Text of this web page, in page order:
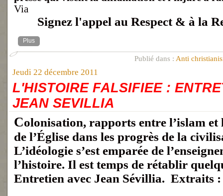
Via
Signez l'appel au Respect & à la
Plus
Publié dans : Anti
Jeudi 22 décembre 2011
L'HISTOIRE FALSIFIEE :
JEAN SEVILLIA
Colonisation, rapports entre l’islam et l’Occident, rôle
de l’Église dans les progrès de la
L’idéologie s’est emparée de
l’histoire. Il est temps de rétablir
Entretien avec Jean Sévillia. Extraits :